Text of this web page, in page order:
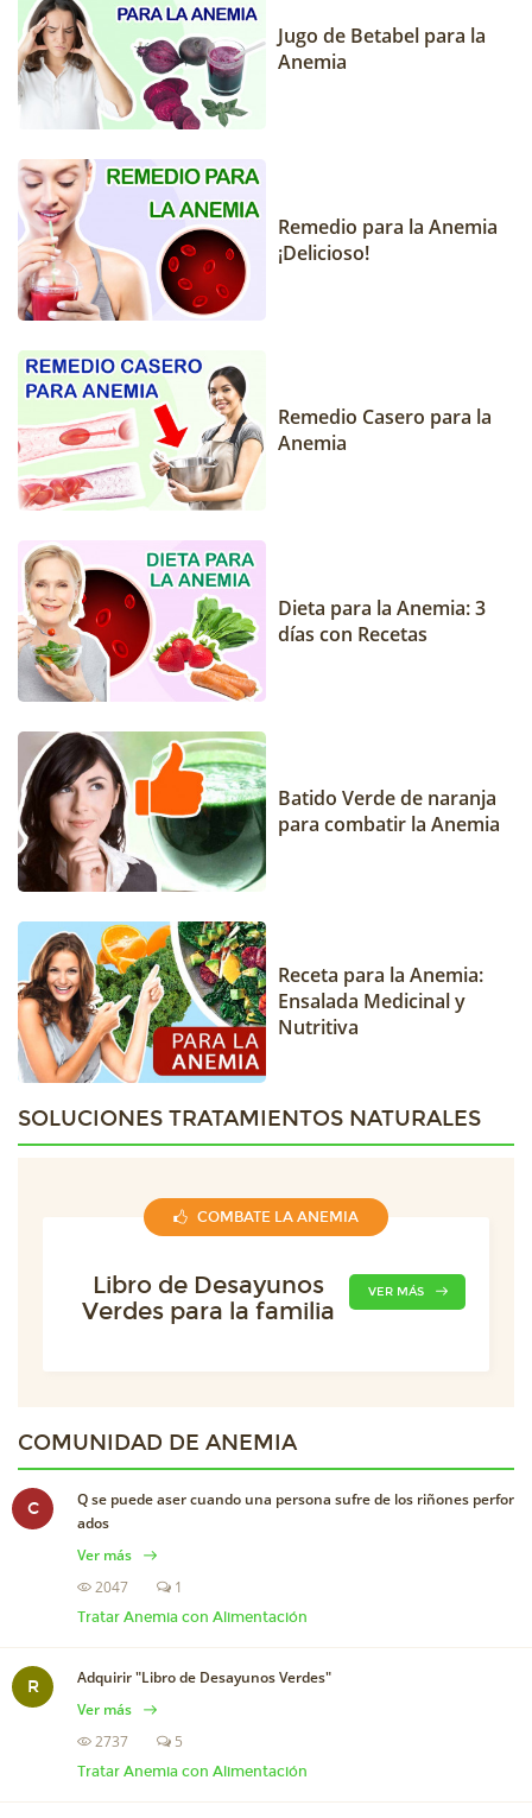
Jugo de Betabel para la
Anemia
Remedio para la Anemia
¡Delicioso!
Remedio Casero para la
Anemia
Dieta para la Anemia: 3
días con Recetas
Batido Verde de naranja
para combatir la Anemia
Receta para la Anemia:
Ensalada Medicinal y
Nutritiva
SOLUCIONES TRATAMIENTOS NATURALES
COMBATE LA ANEMIA
Libro de Desayunos
Verdes para la familia
VER MÁS
COMUNIDAD DE ANEMIA
C
Q se puede aser cuando una persona sufre de los riñones perfor
ados
Ver más
2047
1
Tratar Anemia con Alimentación
R
Adquirir "Libro de Desayunos Verdes"
Ver más
2737
5
Tratar Anemia con Alimentación